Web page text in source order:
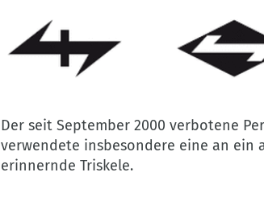
Verfassungsschutz
Brandenburg
Der seit September 2000 verbotene
verwendete insbesondere eine an ein
erinnernde Triskele.